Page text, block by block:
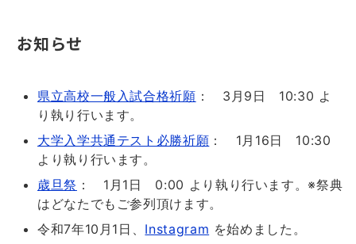
お知らせ
県立高校一般入試合格祈願 ： 3月9日 10:30 よ
り執り行います。
大学入学共通テスト必勝祈願 ： 1月16日 10:30
より執り行います。
歳旦祭 ： 1月1日 0:00 より執り行います。※祭典
はどなたでもご参列頂けます。
令和7年10月1日、 Instagram を始めました。